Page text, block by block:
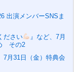
出演メンバーSNSま
ださい
』など、7月
その2
月31日（金）特典会